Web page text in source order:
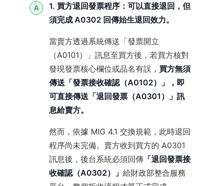
A
1. 買方退回發票程序：可以直接退回，但
須完成 A0302 回傳始生退回效力。
當賣方透過系統傳送「發票開立
（A0101）」訊息至買方後，若買方核對
發現發票核心欄位或品名有誤， 買方無須
傳送「發票接收確認（A0102）」，即
可直接傳送「退回發票（A0301）」訊
息給賣方。
然而，依據 MIG 4.1 交換規範，此時退回
程序尚未完備。賣方收到買方的 A0301
訊息後，後台系統必須回傳 「退回發票接
收確認（A0302）」 給財政部整合服務